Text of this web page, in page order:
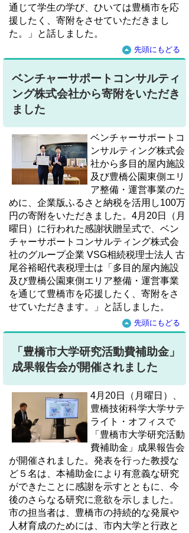
通じて学生の学び、ひいては豊橋市を応
援したく、寄附をさせていただきまし
た。」と話しました。
先頭にもどる
ベンチャーサポートコンサルティ
ング株式会社から寄附をいただき
ました
ベンチャーサポートコ
ンサルティング株式会
社から多目的屋内施設
及び豊橋公園東側エリ
ア整備・運営事業のた
めに、企業版ふるさと納税を活用し100万
円の寄附をいただきました。4月20日（月
曜日）に行われた感謝状贈呈式で、ベン
チャーサポートコンサルティング株式会
社のグループ企業 VSG相続税理士法人 古
尾谷裕昭代表税理士は「多目的屋内施設
及び豊橋公園東側エリア整備・運営事業
を通じて豊橋市を応援したく、寄附をさ
せていただきます。」と話しました。
先頭にもどる
「豊橋市大学研究活動費補助金」
成果報告会が開催されました
4月20日（月曜日）、
豊橋技術科学大学サテ
ライト・オフィスで
「豊橋市大学研究活動
費補助金」成果報告会
が開催されました。発表を行った教授な
ど５名は、本補助金により有意義な研究
ができたことに感謝を示すとともに、今
後のさらなる研究に意欲を示しました。
市の担当者は、豊橋市の持続的な発展や
人材育成のためには、市内大学と行政と